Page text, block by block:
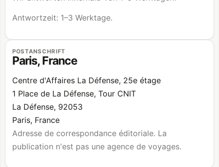
Antwortzeit: 1–3 Werktage.
POSTANSCHRIFT
Paris,France
Centre d'Affaires La Défense, 25e étage
1 Place de La Défense, Tour CNIT
La Défense, 92053
Paris, France
Adresse de correspondance éditoriale. La
publication n'est pas une agence de voyages.